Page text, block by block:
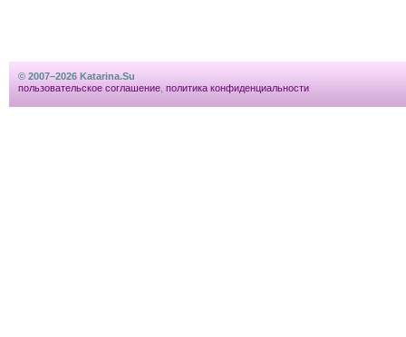
© 2007–2026 Katarina.Su
пользовательское соглашение политика конфиденциальности